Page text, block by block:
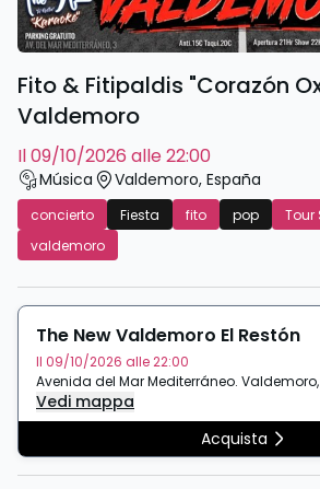
Fito & Fitipaldis "Corazón
Valdemoro
il 09/10/2026 alle 22:00
Música Valdemoro, España
concierto Fiesta fito pop Tour
valdemoro
The New Valdemoro El Restón
Il 09/10/2026 alle 22:00
Avenida del Mar Mediterráneo. Valdemoro,
Vedi mappa
Acquista